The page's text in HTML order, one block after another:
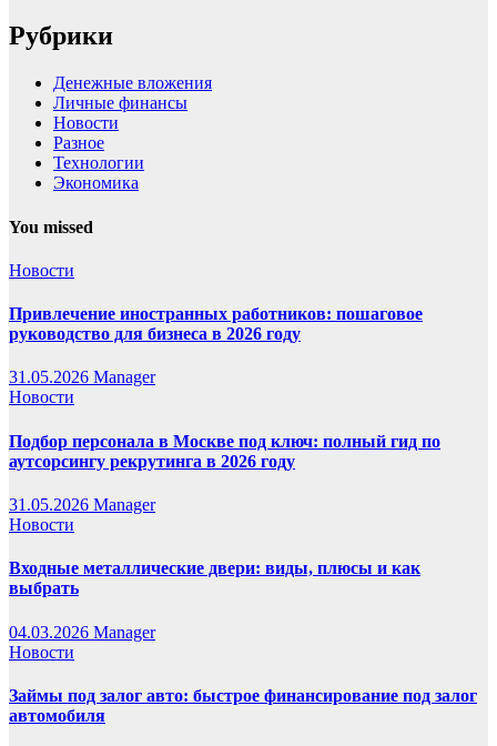
Рубрики
Денежные вложения
Личные финансы
Новости
Разное
Технологии
Экономика
You missed
Новости
Привлечение иностранных работников: пошаговое
руководство для бизнеса в 2026 году
31.05.2026 Manager
Новости
Подбор персонала в Москве под ключ: полный гид по
аутсорсингу рекрутинга в 2026 году
31.05.2026 Manager
Новости
Входные металлические двери: виды, плюсы и как
выбрать
04.03.2026 Manager
Новости
Займы под залог авто: быстрое финансирование под залог
автомобиля